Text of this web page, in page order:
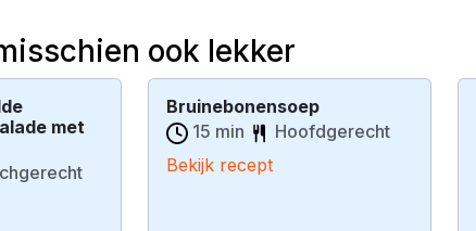
ook lekker
met
Bruinebonensoep
15 min
Hoofdgerecht
Bekijk recept